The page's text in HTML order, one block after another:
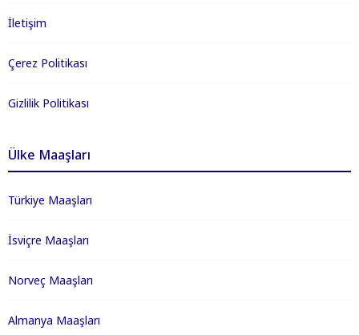
İletişim
Çerez Politikası
Gizlilik Politikası
Ülke Maaşları
Türkiye Maaşları
İsviçre Maaşları
Norveç Maaşları
Almanya Maaşları